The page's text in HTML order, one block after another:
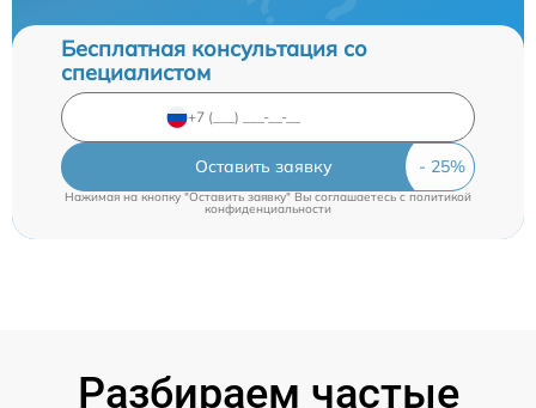
Бесплатная консультация со
специалистом
Оставить заявку
Нажимая на кнопку "Оставить заявку" Вы соглашаетесь cполитикой
конфиденциальности
Разбираем частые